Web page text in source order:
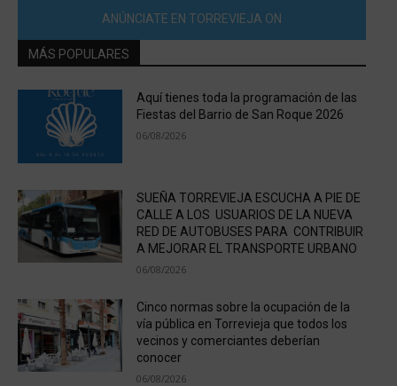
ANÚNCIATE EN TORREVIEJA ON
MÁS POPULARES
Aquí tienes toda la programación de las
Fiestas del Barrio de San Roque 2026
06/08/2026
SUEÑA TORREVIEJA ESCUCHA A PIE DE
CALLE A LOS USUARIOS DE LA NUEVA
RED DE AUTOBUSES PARA CONTRIBUIR
A MEJORAR EL TRANSPORTE URBANO
06/08/2026
Cinco normas sobre la ocupación de la
vía pública en Torrevieja que todos los
vecinos y comerciantes deberían
conocer
06/08/2026